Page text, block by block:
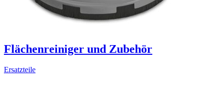
Flächenreiniger und Zubehör
Ersatzteile